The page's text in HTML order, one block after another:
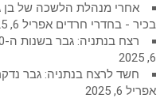
אחרי מנהלת הלשכה של בן
בכיר - בחדרי חרדים אפריל 6, 2025
רצח בנתניה: גבר בשנות ה-30 לחייו נדקר ברחוב - סרוגים
6, 2025
חשד לרצח בנתניה: גבר
אפריל 6, 2025